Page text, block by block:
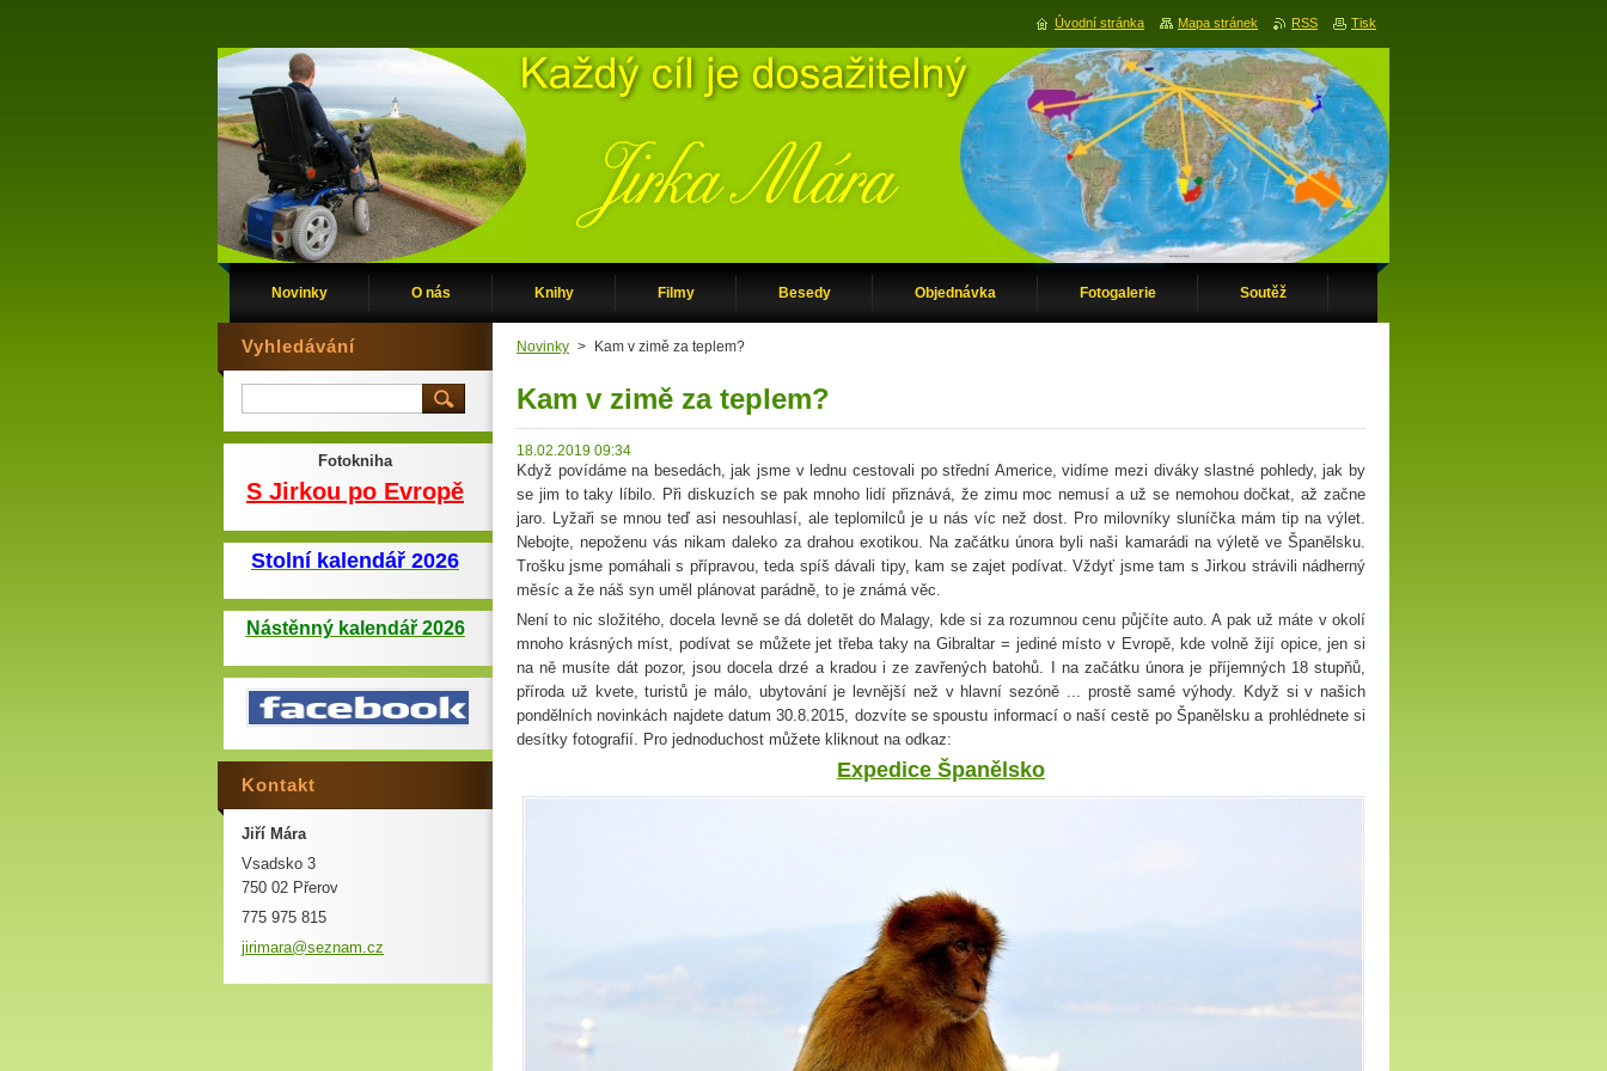
Novinky O nás Knihy Filmy Besedy Objednávka Fotogalerie Soutěž
Novinky > Kam v zimě za teplem?
Kam v zimě za teplem?
18.02.2019 09:34
Když povídáme na besedách, jak jsme v lednu cestovali po střední Americe, vidíme mezi diváky slastné pohledy, jak by
se jim to taky líbilo. Při diskuzích se pak mnoho lidí přiznává, že zimu moc nemusí a už se nemohou dočkat, až začne
jaro. Lyžaři se mnou teď asi nesouhlasí, ale teplomilců je u nás víc než dost. Pro milovníky sluníčka mám tip na výlet.
Nebojte, nepoženu vás nikam daleko za drahou exotikou. Na začátku února byli naši kamarádi na výletě ve Španělsku.
Trošku jsme pomáhali s přípravou, teda spíš dávali tipy, kam se zajet podívat. Vždyť jsme tam s Jirkou strávili nádherný
měsíc a že náš syn uměl plánovat parádně, to je známá věc.
Není to nic složitého, docela levně se dá doletět do Malagy, kde si za rozumnou cenu půjčíte auto. A pak už máte v okolí
mnoho krásných míst, podívat se můžete jet třeba taky na Gibraltar = jediné místo v Evropě, kde volně žijí opice, jen si
na ně musíte dát pozor, jsou docela drzé a kradou i ze zavřených batohů. I na začátku února je příjemných 18 stupňů,
příroda už kvete, turistů je málo, ubytování je levnější než v hlavní sezóně ... prostě samé výhody. Když si v našich
pondělních novinkách najdete datum 30.8.2015, dozvíte se spoustu informací o naší cestě po Španělsku a prohlédnete si
desítky fotografií. Pro jednoduchost můžete kliknout na odkaz:
Expedice Španělsko
Vyhledávání
Fotokniha
S Jirkou po Evropě
Stolní kalendář 2026
Nástěnný kalendář 2026
Kontakt
Jiří Mára
Vsadsko 3
750 02 Přerov
775 975 815
jirimara@seznam.cz
Úvodní stránka Mapa stránek RSS Tisk